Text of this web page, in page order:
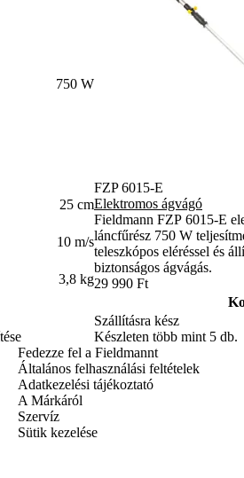
750 W
25 cm
10 m/s
3,8 kg
FZP 6015-E
Elektromos ágvágó
Fieldmann FZP 6015-E
láncfűrész 750 W
teleszkópos eléréssel és
biztonságos ágvágás.
29 990 Ft
Szállításra kész
Készleten több mint 5 db.
Fedezze fel a Fieldmannt
Általános felhasználási feltételek
Adatkezelési tájékoztató
A Márkáról
Szervíz
Sütik kezelése